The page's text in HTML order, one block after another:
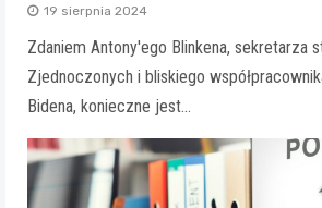
19 sierpnia 2024
Zdaniem Antony'ego Blinkena, sekretarza
Zjednoczonych i bliskiego
Bidena, konieczne jest…